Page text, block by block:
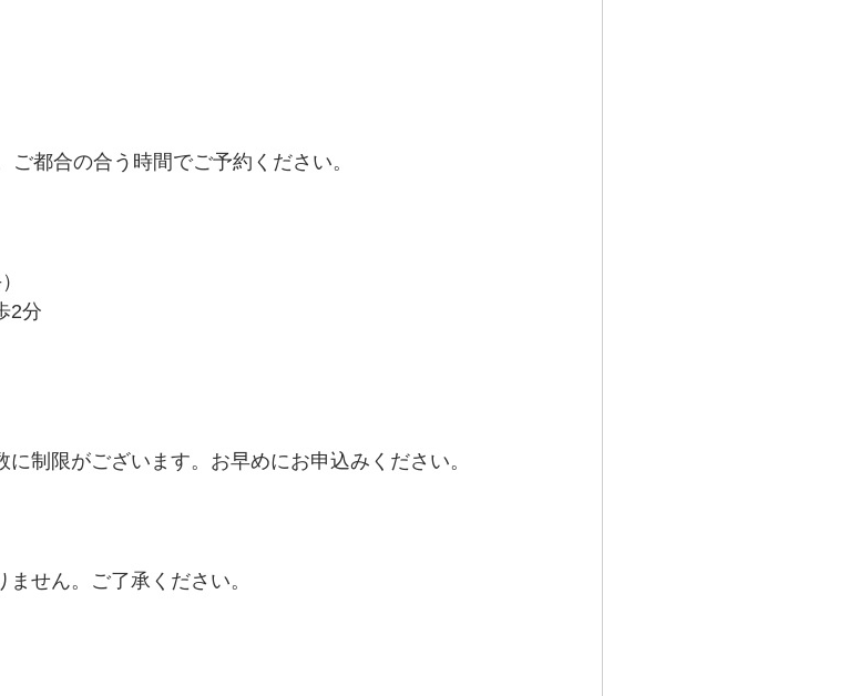
都合の合う時間でご予約ください。
2分
制限がございます。お早めにお申込みください。
せん。ご了承ください。